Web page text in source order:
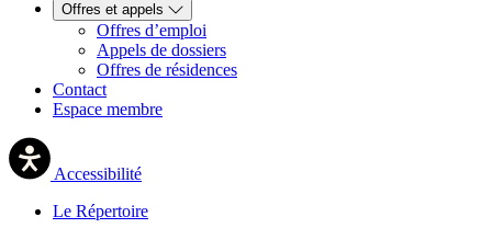
Offres et appels
Offres d’emploi
Appels de dossiers
Offres de résidences
Contact
Espace membre
Accessibilité
Le Répertoire